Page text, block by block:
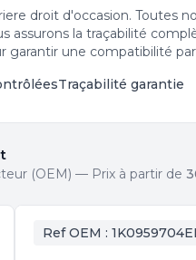
droit d'occasion. Toutes
assurons la traçabilité
garantir une compatibilité
Traçabilité garantie
(OEM) — Prix à partir de
Ref OEM :